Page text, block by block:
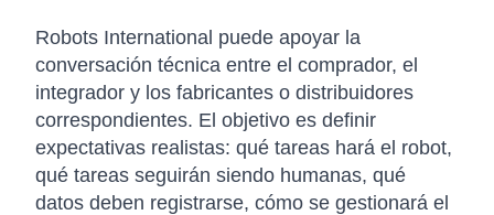
Robots International puede apoyar la
conversación técnica entre el comprador, el
integrador y los fabricantes o distribuidores
correspondientes. El objetivo es definir
expectativas realistas: qué tareas hará el robot,
qué tareas seguirán siendo humanas, qué
datos deben registrarse, cómo se gestionará el